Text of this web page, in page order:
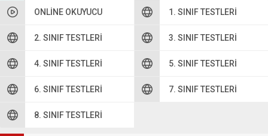
ONLINE OKUYUCU 1. SINIF TESTLERI
2. SINIF TESTLERI 3. SINIF TESTLERI
4. SINIF TESTLERI 5. SINIF TESTLERI
6. SINIF TESTLERI 7. SINIF TESTLERI
8. SINIF TESTLERI